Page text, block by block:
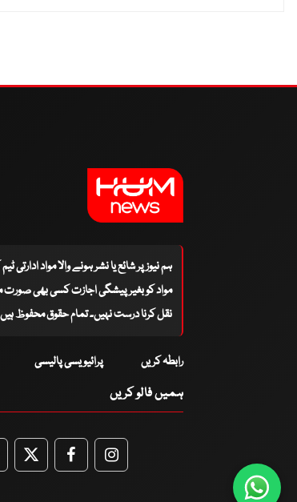
ہم نیوز پر شائع یا نشر ہونے والا مواد
مواد کو بغیر پیشگی اجازت کسی بھی صورت
نقل کرنا درست نہیں۔ تمام حقوق محفوظ ہیں ©
رابطہ کریں پرائیویسی پالیسی
ہمیں فالو کریں
TwitterFacebookFacebook